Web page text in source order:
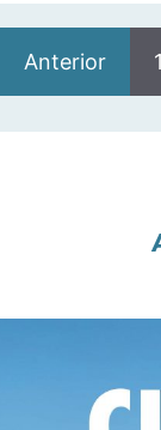
Anterior 1